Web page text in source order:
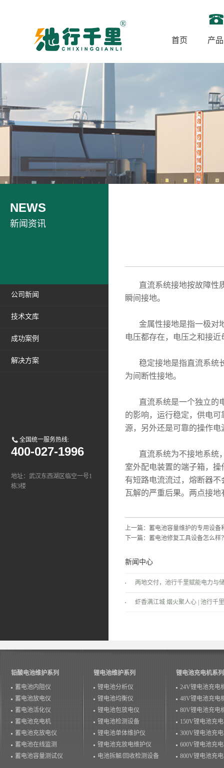
首页 产
新闻资讯
NEWS
公司新闻
技术文库
成功案例
解决方案
全国统一服务热线:
400-027-1996
地址：武汉东西湖区临空一号1
栋3楼
直流系统接地按故障性质
瞬间接地。
金属性接地是指一极对地
电压都存在，电压之和接
稳定接地是指直流系统长
为间断性接地。
直流系统是一个独立的电
的影响，运行稳定，供电
源，另外还是可靠的操作电
直流系统为不接地系统，
室外配电装置的端子箱，
有短路电流流过，熔断器
瓦解的严重后果。两点接
上一篇： 蓄电池容量维护的专用设备
下一篇： 蓄电池修复工具设备怎么样
新闻中心
两地交付，池行千里赋能电力与
景！
虾香满江城 烟火聚人心 | 池行千
铅酸电池维护系列
蓄电池内阻仪
蓄电池放电仪
蓄电池活化仪
蓄电池充电机
蓄电池充放电仪
蓄电池在线监测
蓄电池容量测试仪
锂电池维护系列
锂电池分析仪
锂电池均衡仪
锂电池包放电仪
锂电池检测设备
锂电池单体维护仪
锂电池充放电维护仪
电池拆解/回收检测设备
锂电池充电机系列
24V锂电池充电
48V锂电池充电
80V锂电池充电
150V锂电池充
300V锂电池充
600V锂电池充
800V锂电池充